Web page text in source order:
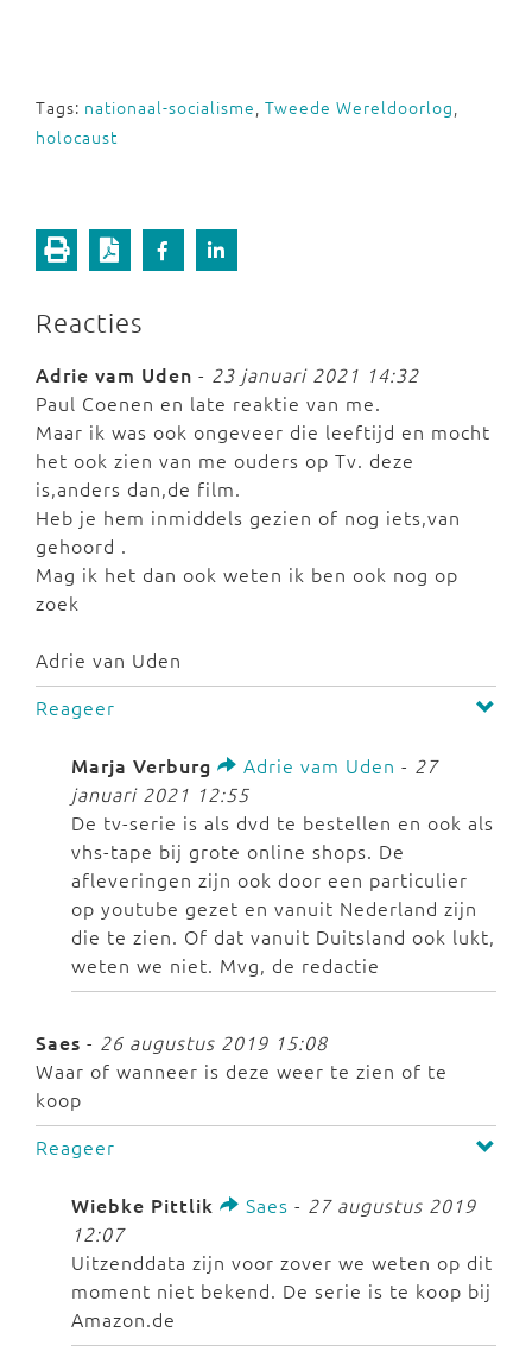
Tags: nationaal-socialisme, Tweede Wereldoorlog,
holocaust
Reacties
Adrie vam Uden - 23 januari 2021 14:32
Paul Coenen en late reaktie van me.
Maar ik was ook ongeveer die leeftijd en mocht
het ook zien van me ouders op Tv. deze
is,anders dan,de film.
Heb je hem inmiddels gezien of nog iets,van
gehoord .
Mag ik het dan ook weten ik ben ook nog op
zoek
Adrie van Uden
Reageer
Marja Verburg Adrie vam Uden - 27
januari 2021 12:55
De tv-serie is als dvd te bestellen en ook als
vhs-tape bij grote online shops. De
afleveringen zijn ook door een particulier
op youtube gezet en vanuit Nederland zijn
die te zien. Of dat vanuit Duitsland ook lukt,
weten we niet. Mvg, de redactie
Saes - 26 augustus 2019 15:08
Waar of wanneer is deze weer te zien of te
koop
Reageer
Wiebke Pittlik Saes - 27 augustus 2019
12:07
Uitzenddata zijn voor zover we weten op dit
moment niet bekend. De serie is te koop bij
Amazon.de